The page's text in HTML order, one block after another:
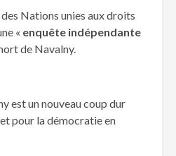
Nations unies aux droits
« enquête indépendante
de Navalny.
est un nouveau coup dur
pour la démocratie en